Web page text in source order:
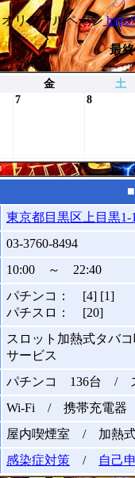
オリジナルページ
最
金 土
7 8
東京都目黒区上目黒1-
03-3760-8494
10:00 ～ 22:40
パチンコ： [4] [1]
パチスロ： [20]
スロット加熱式タバ
サービス
パチンコ 136台 /
Wi-Fi / 携帯充電器
屋内喫煙室 / 加熱式
感染症対策 / 自己